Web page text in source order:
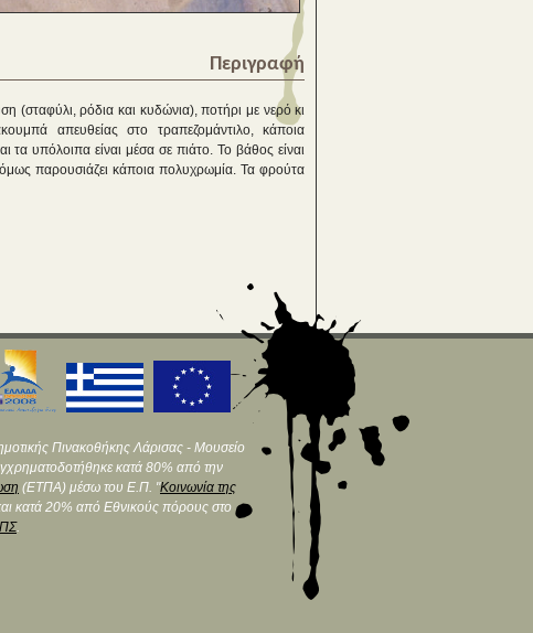
Περιγραφή
(σταφύλι, ρόδια και κυδώνια), ποτήρι με νερό κι
απευθείας στο τραπεζομάντιλο, κάποια
υπόλοιπα είναι μέσα σε πιάτο. Το βάθος είναι
παρουσιάζει κάποια πολυχρωμία. Τα φρούτα
Πινακοθήκης Λάρισας - Μουσείο
κατά 80% από την
(ΕΤΠΑ) μέσω του Ε.Π. "Κοινωνία της
κατά 20% από Εθνικούς πόρους στο
.